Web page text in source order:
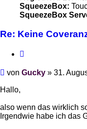
SqueezeBox:
SqueezeBox
Re: Keine
Beitrag
von Gucky » 31.
Hallo,
also wenn das wirklich
Irgendwie habe ich das